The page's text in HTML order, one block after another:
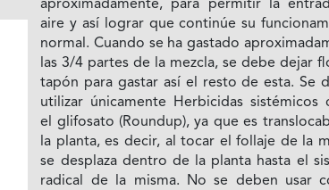
aproximadamente, para permitir la
aire y así lograr que continúe su
normal. Cuando se ha gastado
las 3/4 partes de la mezcla, se debe dejar
tapón para gastar así el resto de esta. Se
utilizar únicamente Herbicidas sistémicos
el glifosato (Roundup), ya que es
la planta, es decir, al tocar el follaje de la
se desplaza dentro de la planta hasta el
radical de la misma. No se deben usar